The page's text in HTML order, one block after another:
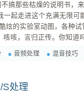
不搞那些枯燥的说明书
起走进这个充满无限可
音频处理 混音技巧
S处理